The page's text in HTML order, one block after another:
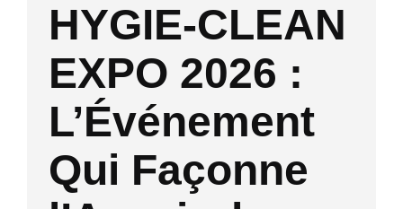
HYGIE-CLEAN
EXPO 2026 :
L’Événement
Qui Façonne